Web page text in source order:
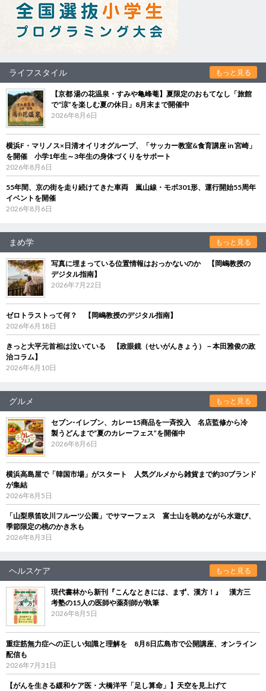
ライフスタイル もっと見る
【京都 湯の花温泉・すみや亀峰菴】夏限定のおもてなし「旅館
で“涼”を楽しむ夏の休日」8月末まで開催中
2026年8月6日
横浜F・マリノス×日清オイリオグループ、「サッカー教室&食育講座 in 宮崎」
を開催 小学1年生～3年生の身体づくりをサポート
2026年8月6日
55年間、京の街を走り続けてきた車両 嵐山線・モボ301形、運行開始55周年
イベントを開催
2026年8月6日
まめ学 もっと見る
写真に埋まっている位置情報はおっかないのか 【岡嶋教授の
デジタル指南】
2026年7月22日
ゼロトラストって何？ 【岡嶋教授のデジタル指南】
2026年6月18日
きっと大平元首相は泣いている 【政眼鏡（せいがんきょう）－本田雅俊の政
治コラム】
2026年6月10日
グルメ もっと見る
セブン‐イレブン、カレー15商品を一斉投入 名店監修から冷
製うどんまで“夏のカレーフェス”を開催中
2026年8月6日
横浜高島屋で「韓国市場」がスタート 人気グルメから雑貨まで約30ブランド
が集結
2026年8月5日
「山梨県笛吹川フルーツ公園」でサマーフェス 富士山を眺めながら水遊び、
季節限定の桃のかき氷も
2026年8月3日
ヘルスケア もっと見る
現代書林から新刊『こんなときには、まず、漢方！』 漢方三
考塾の15人の医師や薬剤師が執筆
2026年8月5日
重症筋無力症への正しい知識と理解を 8月8日広島市で公開講座、オンライン
配信も
2026年7月31日
【がんを生きる緩和ケア医・大橋洋平「足し算命」】天空を見上げて